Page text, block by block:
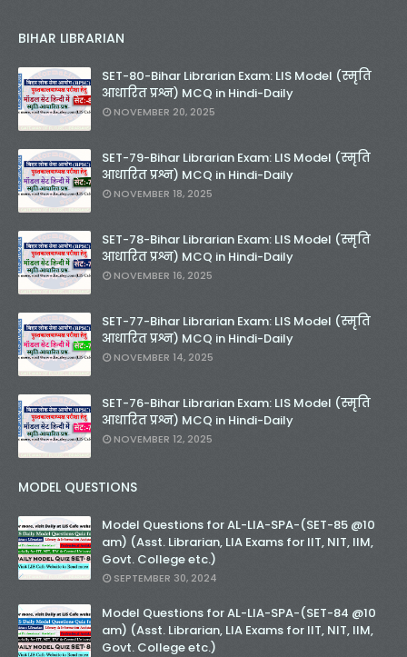
BIHAR LIBRARIAN
SET-80-Bihar Librarian Exam: LIS Model (स्मृति
आधारित प्रश्न) MCQ in Hindi-Daily
NOVEMBER 20, 2025
SET-79-Bihar Librarian Exam: LIS Model (स्मृति
आधारित प्रश्न) MCQ in Hindi-Daily
NOVEMBER 18, 2025
SET-78-Bihar Librarian Exam: LIS Model (स्मृति
आधारित प्रश्न) MCQ in Hindi-Daily
NOVEMBER 16, 2025
SET-77-Bihar Librarian Exam: LIS Model (स्मृति
आधारित प्रश्न) MCQ in Hindi-Daily
NOVEMBER 14, 2025
SET-76-Bihar Librarian Exam: LIS Model (स्मृति
आधारित प्रश्न) MCQ in Hindi-Daily
NOVEMBER 12, 2025
MODEL QUESTIONS
Model Questions for AL-LIA-SPA-(SET-85 @10
am) (Asst. Librarian, LIA Exams for IIT, NIT, IIM,
Govt. College etc.)
SEPTEMBER 30, 2024
Model Questions for AL-LIA-SPA-(SET-84 @10
am) (Asst. Librarian, LIA Exams for IIT, NIT, IIM,
Govt. College etc.)